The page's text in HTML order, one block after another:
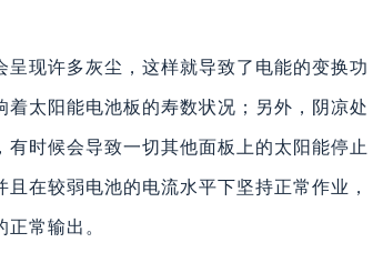
现许多灰尘，这样就导致了电能的变换功
太阳能电池板的寿数状况；另外，阴凉处
时候会导致一切其他面板上的太阳能停止
在较弱电池的电流水平下坚持正常作业，
常输出。